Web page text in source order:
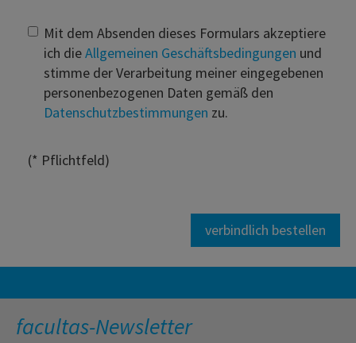
Mit dem Absenden dieses Formulars akzeptiere
ich dieAllgemeinen Geschäftsbedingungen und
stimme der Verarbeitung meiner eingegebenen
personenbezogenen Daten gemäß den
Datenschutzbestimmungen zu.
(* Pflichtfeld)
verbindlich bestellen
facultas-Newsletter